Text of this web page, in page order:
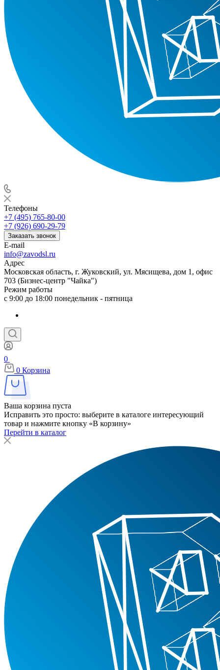
Телефоны
+7 (495) 765-80-00
+7 (926) 690-29-79
Заказать звонок
E-mail
info@zavodsl.ru
Адрес
Московская область, г. Жуковский, ул. Мясищева, дом 1, офис
703 (Бизнес-центр "Чайка")
Режим работы
с 9:00 до 18:00 понедельник - пятница
0
0 Корзина
Ваша корзина пуста
Исправить это просто: выберите в каталоге интересующий
товар и нажмите кнопку «В корзину»
Перейти в каталог